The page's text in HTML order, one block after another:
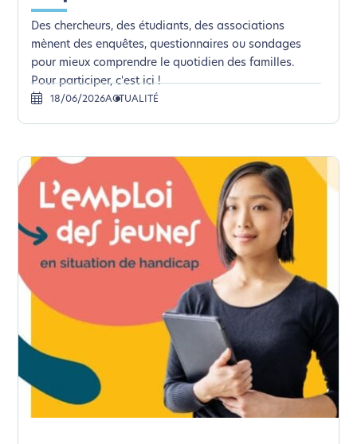
Des chercheurs, des étudiants, des associations
mènent des enquêtes, questionnaires ou sondages
pour mieux comprendre le quotidien des familles.
Pour participer, c'est ici !
18/06/2026ACTUALITÉ